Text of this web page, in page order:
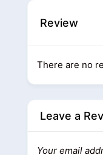
Review
There are no
Leave a
Your email